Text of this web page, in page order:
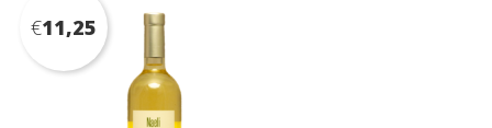
€11,25